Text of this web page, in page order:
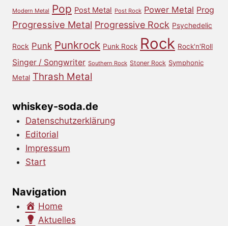
Modern Metal Pop Post Metal Post Rock Power Metal Prog
Progressive Metal Progressive Rock Psychedelic
Rock Punk Punkrock Punk Rock Rock Rock'n'Roll
Singer / Songwriter Southern Rock Stoner Rock Symphonic
Metal Thrash Metal
whiskey-soda.de
Datenschutzerklärung
Editorial
Impressum
Start
Navigation
Home
Aktuelles